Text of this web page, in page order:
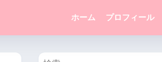
ホーム プロフィール